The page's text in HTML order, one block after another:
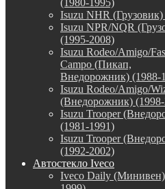
Isuzu NHR
Isuzu NPR/NQR
(1995-2008)
Isuzu Rodeo/Amigo/
Campo (Пикап,
Внедорожник) (1988-
Isuzu Rodeo/Amigo/
(Внедорожник)
Isuzu Trooper
(1981-1991)
Isuzu Trooper
(1992-2002)
Автостекло Iveco
Iveco Daily